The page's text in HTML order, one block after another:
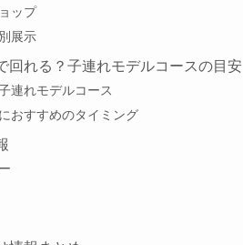
ップ
展示
回れる？子連れモデルコースの目安
連れモデルコース
おすすめのタイミング